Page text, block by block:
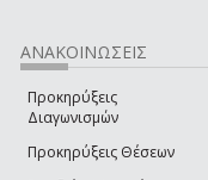
ΑΝΑΚΟΙΝΩΣΕΙΣ
Προκηρύξεις
Διαγωνισμών
Προκηρύξεις Θέσεων